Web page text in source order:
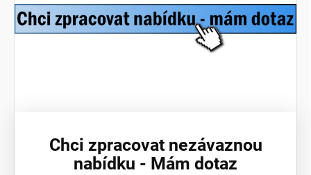
Chci zpracovat nezávaznou
nabídku - Mám dotaz